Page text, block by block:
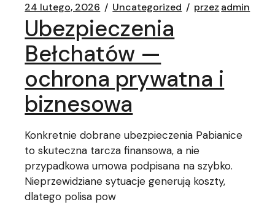
24 lutego, 2026 Uncategorized przez admin
Ubezpieczenia
Bełchatów —
ochrona prywatna i
biznesowa
Konkretnie dobrane ubezpieczenia Pabianice
to skuteczna tarcza finansowa, a nie
przypadkowa umowa podpisana na szybko.
Nieprzewidziane sytuacje generują koszty,
dlatego polisa pow